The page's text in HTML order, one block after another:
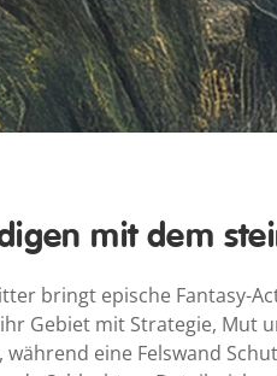
mit dem
bringt epische Fantasy-
Gebiet mit Strategie, Mut
eine Felswand